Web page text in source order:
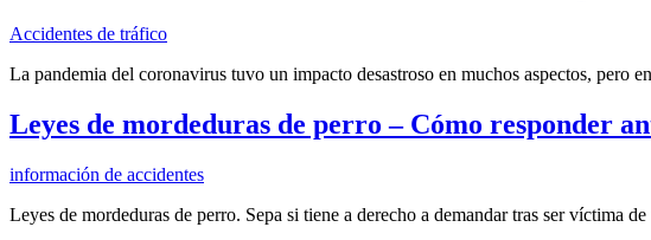
Accidentes de tráfico
La pandemia del coronavirus tuvo un impacto desastroso en muchos aspectos, pero
Leyes de mordeduras de perro – Cómo responder
información de accidentes
Leyes de mordeduras de perro. Sepa si tiene a derecho a demandar tras ser víctima